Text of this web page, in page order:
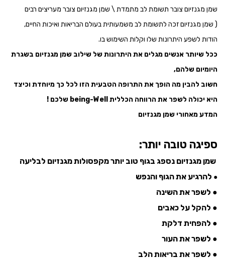
שמן מגנזיום צובר תשומת לב מתמדת \ שמן מגנזיום צובר מעריצים רבים
( שמן מגנזיום זכה לתשומת לב משמעותית בעולם הבריאות ואיכות החיים,
הודות לשפע היתרונות שלו וקלות השימוש בו.
ככל שיותר אנשים מגלים את היתרונות של שילוב שמן מגנזיום בשגרת
היומיום שלהם,
חשוב להבין מה הופך את התרופה הטבעית הזו לכל כך מיוחדת וכיצד
היא יכולה לשפר את הרווחה הכללית being-Well שלכם !
המדע מאחורי שמן מגנזיום
ספיגה טובה יותר:
שמן מגנזיום נספג בגוף טוב יותר מקפסולות מגנזיום לבליעה
● להרגיע את הגוף והנפש
● לשפר את השינה
● להקל על כאבים
● להפחית דלקת
● לשפר את העור
● לשפר את בריאות הלב